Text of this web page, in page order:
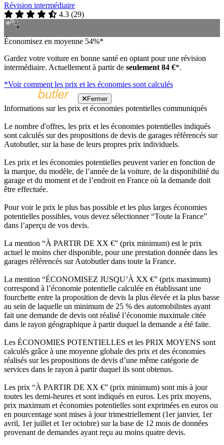
Révision intermédiaire
4.3 (29)
Économisez en moyenne 54%*
Gardez votre voiture en bonne santé en optant pour une révision
intermédiaire. Actuellement à partir de seulement 84 €*.
*Voir comment les prix et les économies sont calculés
Fermer
Informations sur les prix et économies potentielles communiqués
Le nombre d'offres, les prix et les économies potentielles indiqués
sont calculés sur des propositions de devis de garages référencés sur
Autobutler, sur la base de leurs propres prix individuels.
Les prix et les économies potentielles peuvent varier en fonction de
la marque, du modèle, de l’année de la voiture, de la disponibilité du
garage et du moment et de l’endroit en France où la demande doit
être effectuée.
Pour voir le prix le plus bas possible et les plus larges économies
potentielles possibles, vous devez sélectionner “Toute la France”
dans l’aperçu de vos devis.
La mention “À PARTIR DE XX €” (prix minimum) est le prix
actuel le moins cher disponible, pour une prestation donnée dans les
garages référencés sur Autobutler dans toute la France.
La mention “ÉCONOMISEZ JUSQU’À XX €” (prix maximum)
correspond à l’économie potentielle calculée en établissant une
fourchette entre la proposition de devis la plus élevée et la plus basse
au sein de laquelle un minimum de 25 % des automobilistes ayant
fait une demande de devis ont réalisé l’économie maximale citée
dans le rayon géographique à partir duquel la demande a été faite.
Les ÉCONOMIES POTENTIELLES et les PRIX MOYENS sont
calculés grâce à une moyenne globale des prix et des économies
réalisés sur les propositions de devis d’une même catégorie de
services dans le rayon à partir duquel ils sont obtenus.
Les prix “À PARTIR DE XX €” (prix minimum) sont mis à jour
toutes les demi-heures et sont indiqués en euros. Les prix moyens,
prix maximum et économies potentielles sont exprimées en euros ou
en pourcentage sont mises à jour trimestriellement (1er janvier, 1er
avril, 1er juillet et 1er octobre) sur la base de 12 mois de données
provenant de demandes ayant reçu au moins quatre devis.